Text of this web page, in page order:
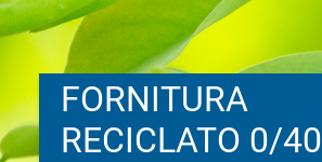
FORNITURA
RECICLATO 0/40